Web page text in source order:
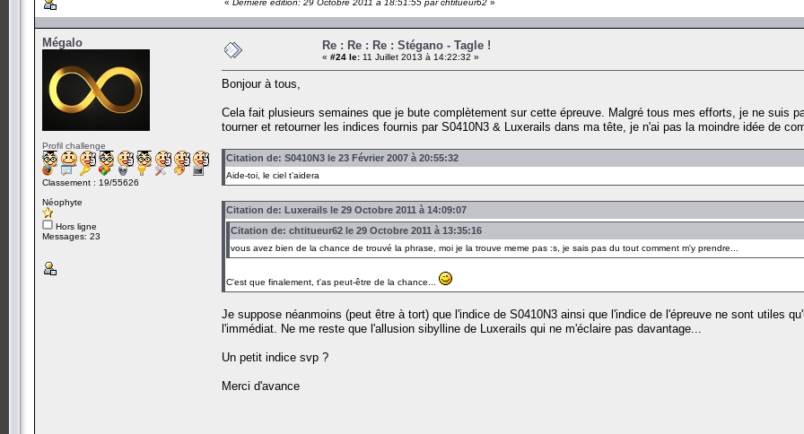
« Dernière édition: 29 Octobre 2011 à 18:51:55 par chtitueur62 »
Mégalo
Profil challenge
Classement : 19/55626
Néophyte
Hors ligne
Messages: 23
Re : Re : Re : Stégano - Tagle !
« #24 le: 11 Juillet 2013 à 14:22:32 »
Bonjour à tous,
Cela fait plusieurs semaines que je bute complètement sur cette épreuve. Malgré tous mes efforts, je ne suis
tourner et retourner les indices fournis par S0410N3 & Luxerails dans ma tête, je n'ai pas la moindre idée de
Citation de: S0410N3 le 23 Février 2007 à 20:55:32
Aide-toi, le ciel t’aidera
Citation de: Luxerails le 29 Octobre 2011 à 14:09:07
Citation de: chtitueur62 le 29 Octobre 2011 à 13:35:16
vous avez bien de la chance de trouvé la phrase, moi je la trouve meme pas :s, je sais pas du tout comment m'y prendre...
C'est que finalement, t'as peut-être de la chance...
Je suppose néanmoins (peut être à tort) que l'indice de S0410N3 ainsi que l'indice de l'épreuve ne sont utiles
l'immédiat. Ne me reste que l'allusion sibylline de Luxerails qui ne m'éclaire pas davantage...
Un petit indice svp ?
Merci d'avance